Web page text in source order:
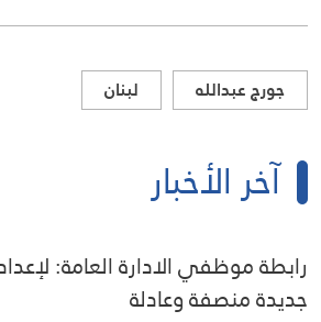
جورج عبدالله لبنان
آخر الأخبار
رابطة موظفي الادارة العامة:
جديدة منصفة وعادلة